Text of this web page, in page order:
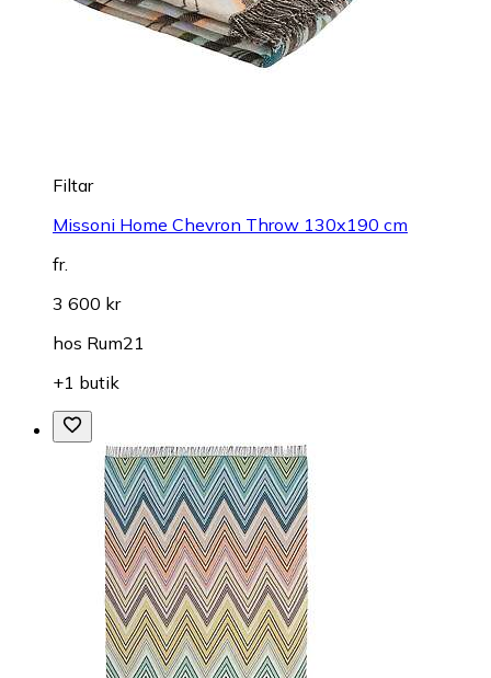
Filtar
Missoni Home Chevron Throw 130x190 cm
fr.
3 600 kr
hos Rum21
+1 butik